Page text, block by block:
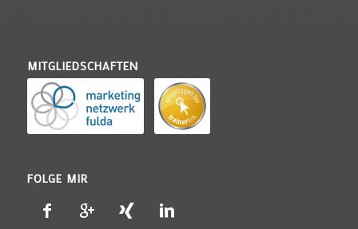
MITGLIEDSCHAFTEN
FOLGE MIR